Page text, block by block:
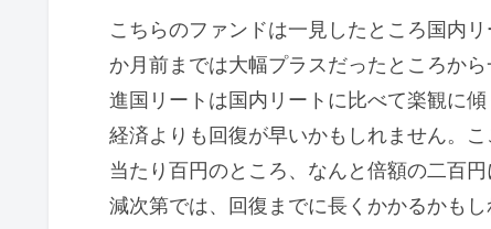
こちらのファンドは一見したところ国内
か月前までは大幅プラスだったところか
進国リートは国内リートに比べて楽観に
経済よりも回復が早いかもしれません。
当たり百円のところ、なんと倍額の二百
減次第では、回復までに長くかかるかも